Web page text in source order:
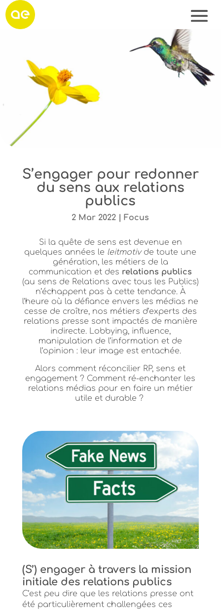
S’engager pour redonner
du sens aux relations
publics
2 Mar 2022 |Focus
Si la quête de sens est devenue en
quelques années le leitmotivde toute une
génération, les métiers de la
communication et des relations publics
(au sens de Relations avec tous les Publics)
n’échappent pas à cette tendance. À
l’heure où la défiance envers les médias ne
cesse de croître, nos métiers d’experts des
relations presse sont impactés de manière
indirecte. Lobbying, influence,
manipulation de l’information et de
l’opinion : leur image est entachée.
Alors comment réconcilier RP, sens et
engagement ? Comment ré-enchanter les
relations médias pour en faire un métier
utile et durable ?
(S’) engager à travers la mission
initiale des relations publics
C’est peu dire que les relations presse ont
été particulièrement challengées ces